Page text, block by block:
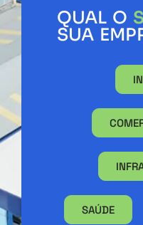
QUAL O
SUA
SAÚDE